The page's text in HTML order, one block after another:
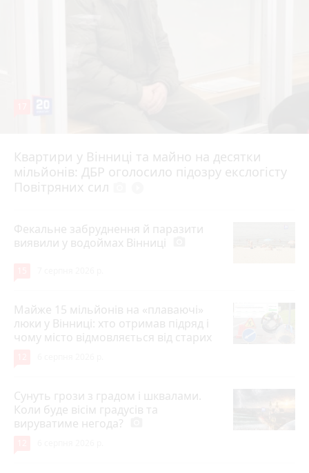
Квартири у Вінниці та майно на десятки
мільйонів: ДБР оголосило підозру екслогісту
Повітряних сил
6 серпня 2026 р.
Фекальне забруднення й паразити
виявили у водоймах Вінниці
Майже 15 мільйонів на «плаваючі»
люки у Вінниці: хто отримав підряд і
чому місто відмовляється від старих
Сунуть грози з градом і шквалами.
Коли буде вісім градусів та
вируватиме негода?